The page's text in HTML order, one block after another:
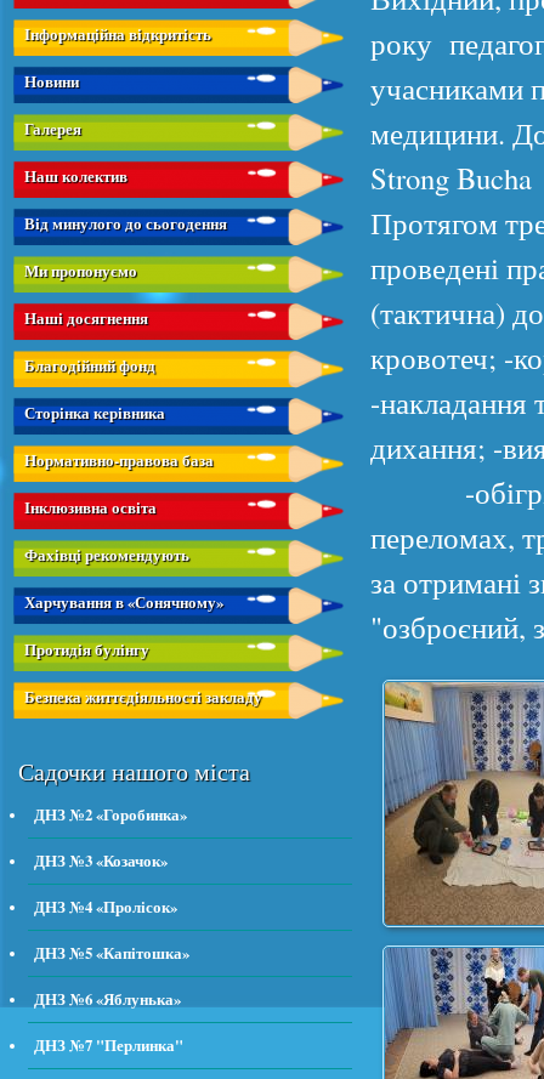
Інформаційна відкритість
Новини
Галерея
Наш колектив
Від минулого до сьогодення
Ми пропонуємо
Наші досягнення
Благодійний фонд
Сторінка керівника
Нормативно-правова база
Інклюзивна освіта
Фахівці рекомендують
Харчування в «Сонячному»
Протидія булінгу
Безпека життєдіяльності закладу
Садочки нашого міста
ДНЗ №2 «Горобинка»
ДНЗ №3 «Козачок»
ДНЗ №4 «Пролісок»
ДНЗ №5 «Капітошка»
ДНЗ №6 «Яблунька»
ДНЗ №7 "Перлинка"
року
учасниками
медицини.
Strong
Протягом
проведені
(тактична)
кровотеч; -
-
дихання; -
-обігрів
переломах,
за отримані
"озброєний,